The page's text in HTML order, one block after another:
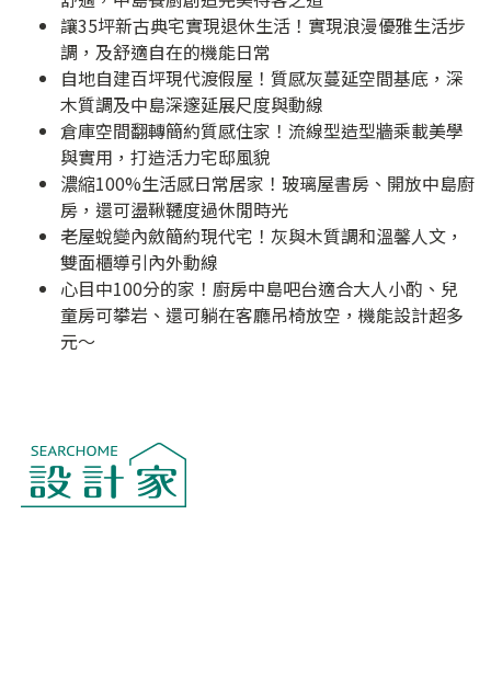
讓35坪新古典宅實現退休生活！實現浪漫優雅生活步
調，及舒適自在的機能日常
自地自建百坪現代渡假屋！質感灰蔓延空間基底，深
木質調及中島深邃延展尺度與動線
倉庫空間翻轉簡約質感住家！流線型造型牆乘載美學
與實用，打造活力宅邸風貌
濃縮100%生活感日常居家！玻璃屋書房、開放中島廚
房，還可盪鞦韆度過休閒時光
老屋蛻變內斂簡約現代宅！灰與木質調和溫馨人文，
雙面櫃導引內外動線
心目中100分的家！廚房中島吧台適合大人小酌、兒
童房可攀岩、還可躺在客廳吊椅放空，機能設計超多
元～